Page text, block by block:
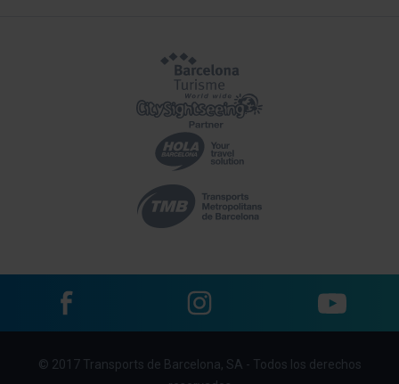
Menu© 2017 Transports de Barcelona, SA - Todos los derechos